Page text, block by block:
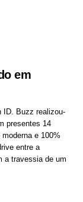
em
ID. Buzz realizou-
presentes 14
e 100%
entre a
a travessia de um